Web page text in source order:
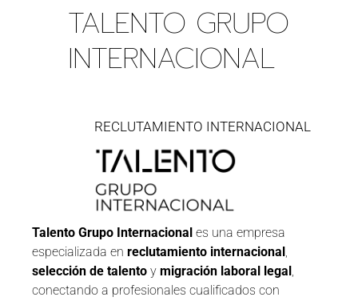
TALENTO GRUPO
INTERNACIONAL
RECLUTAMIENTO INTERNACIONAL
Talento Grupo Internacional es una empresa
especializada en reclutamiento internacional ,
selección de talento y migración laboral legal ,
conectando a profesionales cualificados con